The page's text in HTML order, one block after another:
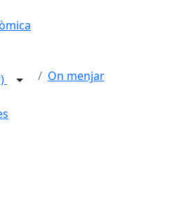
On menjar